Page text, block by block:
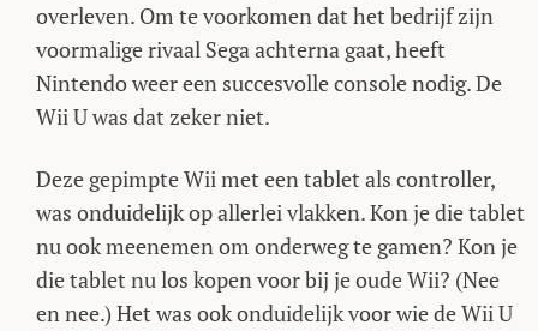
overleven. Om te voorkomen dat het bedrijf zijn
voormalige rivaal Sega achterna gaat, heeft
Nintendo weer een succesvolle console nodig. De
Wii U was dat zeker niet.
Deze gepimpte Wii met een tablet als controller,
was onduidelijk op allerlei vlakken. Kon je die tablet
nu ook meenemen om onderweg te gamen? Kon je
die tablet nu los kopen voor bij je oude Wii? (Nee
en nee.) Het was ook onduidelijk voor wie de Wii U